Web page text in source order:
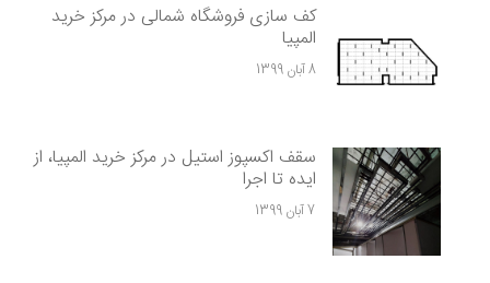
کف سازی فروشگاه شمالی در مرکز خرید
المپیا
8 آبان 1399
سقف اکسپوز استیل در مرکز خرید المپیا، از
ایده تا اجرا
7 آبان 1399